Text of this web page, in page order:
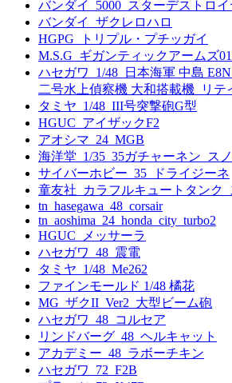
バンダイ_5000_スターデストロイ
バンダイ_ザクレロハロ
HGPG_トリプル・プチッガイ
M.S.G_ギガンティックアームズ
ハセガワ_1/48_日本海軍 中島
二号水上偵察機 大和搭載機_リテ
タミヤ_1/48_III号突撃砲G型
HGUC_アイザックF2
アオシマ_24_MGB
海洋堂_1/35_35ガチャーネン_ス
サイバーホビー_35_ドライジーネ
童友社_カラフルキュートタンク
tn_hasegawa_48_corsair
tn_aoshima_24_honda_city_turbo2
HGUC_メッサーラ
ハセガワ_48_震電
タミヤ_1/48_Me262
ファインモールド 1/48 橘花
MG_ザクII_Ver2_大型ビーム砲
ハセガワ_48_コルセア
リンドバーグ_48_ヘルキャット
アカデミー_48_ラボーチキン
ハセガワ_72_F2B